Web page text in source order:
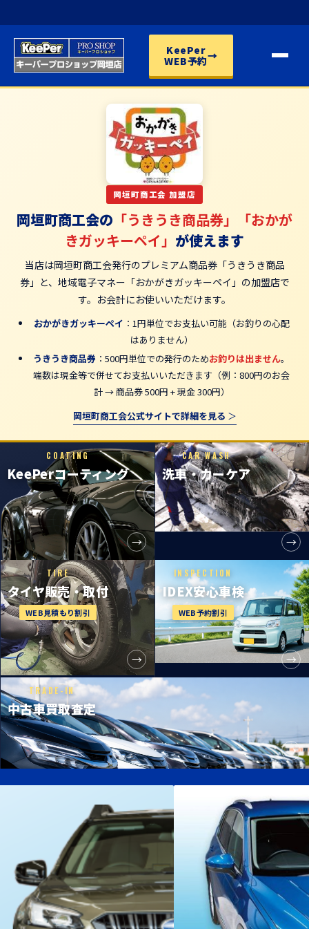
KeePer
WEB予約→
岡垣町商工会 加盟店
岡垣町商工会の 「うきうき商品券」「おかが
きガッキーペイ」 が使えます
当店は岡垣町商工会発行のプレミアム商品券「うきうき商品
券」と、地域電子マネー「おかがきガッキーペイ」の加盟店で
す。お会計にお使いいただけます。
おかがきガッキーペイ ：1円単位でお支払い可能（お釣りの心配
はありません）
うきうき商品券 ：500円単位での発行のためお釣りは出ません。
端数は現金等で併せてお支払いいただきます（例：800円のお会
計 → 商品券 500円 + 現金 300円）
岡垣町商工会公式サイトで詳細を見る
COATING
KeePerコーティング
→
CAR WASH
洗車・カーケア
→
TIRE
タイヤ販売・取付
WEB見積もり割引
→
INSPECTION
IDEX安心車検
WEB予約割引
→
TRADE-IN
中古車買取査定
→